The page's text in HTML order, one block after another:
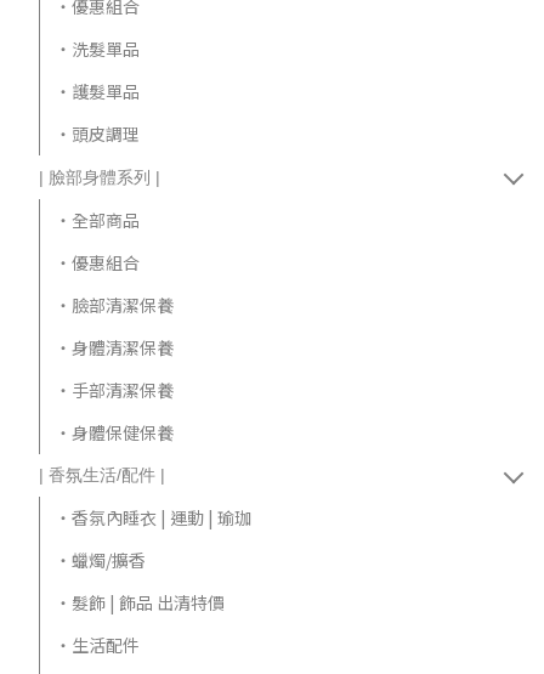
‧優惠組合
‧洗髮單品
‧護髮單品
‧頭皮調理
| 臉部身體系列 |
‧全部商品
‧優惠組合
‧臉部清潔保養
‧身體清潔保養
‧手部清潔保養
‧身體保健保養
| 香氛生活/配件 |
‧香氛內睡衣 | 運動 | 瑜珈
‧蠟燭/擴香
‧髮飾 | 飾品 出清特價
‧生活配件